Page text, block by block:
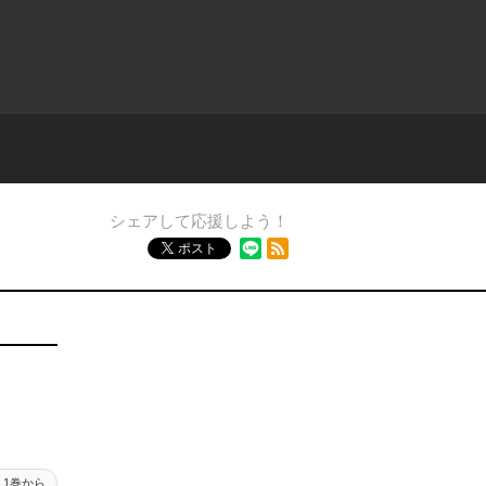
シェアして応援しよう！
ポスト
1巻から